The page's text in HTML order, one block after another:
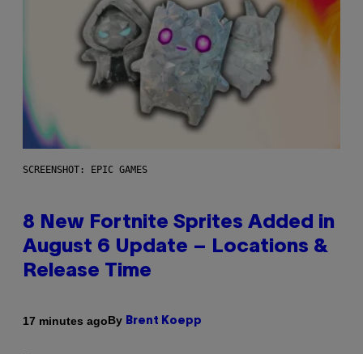
SCREENSHOT: EPIC GAMES
8 New Fortnite Sprites Added in
August 6 Update – Locations &
Release Time
17 minutes agoBy Brent Koepp